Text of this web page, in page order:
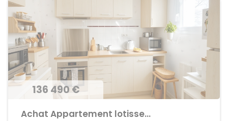
136 490 €
Achat Appartement lotissement